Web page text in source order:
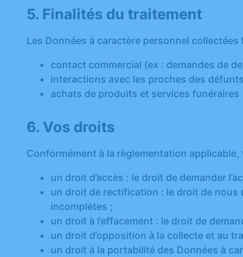
5. Finalités du traitement
Les Données à caractère personnel
contact commercial (ex : demandes de
interactions avec les proches des
achats de produits et services funéraires
6. Vos droits
Conformément à la règlementation
un droit d’accès : le droit de demander
un droit de rectification : le droit de nous
incomplètes ;
un droit à l’effacement : le droit de
un droit d’opposition à la collecte et au
un droit à la portabilité des Données à